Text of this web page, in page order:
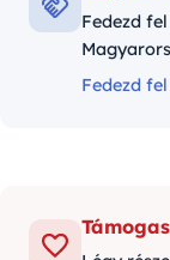
Fedezd
Fedezd